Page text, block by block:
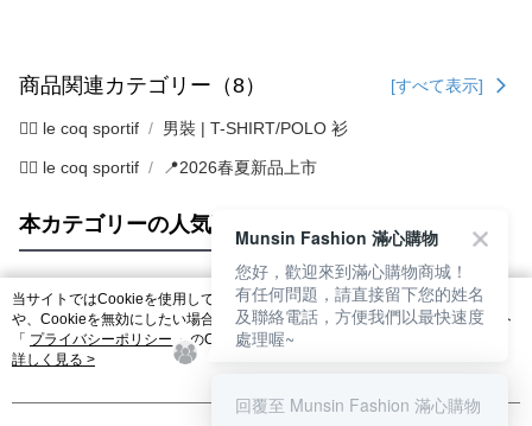
商品関連カテゴリー（8） [すべて表示]
🚴‍♂️ le coq sportif 男裝 | T-SHIRT/POLO 衫
🚴‍♂️ le coq sportif 📍2026春夏新品上市
本カテゴリーの人気商品 サイト全体のランキング
人気タグ
当サイトではCookieを使用しています。当サイトのCookie使用に関する詳細
や、Cookieを無効にしたい場合のブラウザでの設定方法については、当サイト
「 プライバシーポリシー 」のCookieポリシーをご参照ください。お客さま
が、当サイトを引き続き使用される場合、当社がサイト利用規約のCookieポリ
詳しく見る >
Munsin Fashion 滿心購物
您好，歡迎來到滿心購物商城！
有任何問題，請直接留下您的姓名
及聯絡電話，方便我們以最快速度
處理喔~
回覆至 Munsin Fashion 滿心購物